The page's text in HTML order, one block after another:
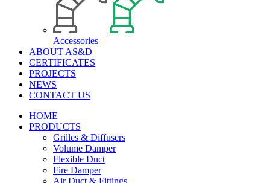
Accessories
ABOUT AS&D
CERTIFICATES
PROJECTS
NEWS
CONTACT US
HOME
PRODUCTS
Grilles & Diffusers
Volume Damper
Flexible Duct
Fire Damper
Air Duct & Fittings